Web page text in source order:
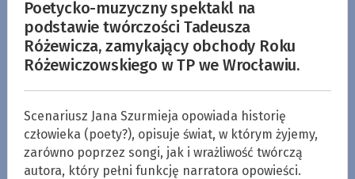
Poetycko-muzyczny spektakl na
podstawie twórczości Tadeusza
Różewicza, zamykający obchody Roku
Różewiczowskiego w TP we Wrocławiu.
Scenariusz Jana Szurmieja opowiada historię
człowieka (poety?), opisuje świat, w którym żyjemy,
zarówno poprzez songi, jak i wrażliwość twórczą
autora, który pełni funkcję narratora opowieści.